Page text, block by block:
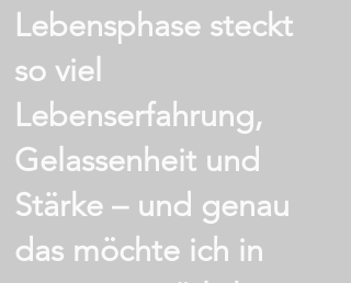
Lebensphase steckt
so viel
Lebenserfahrung,
Gelassenheit und
Stärke – und genau
das möchte ich in